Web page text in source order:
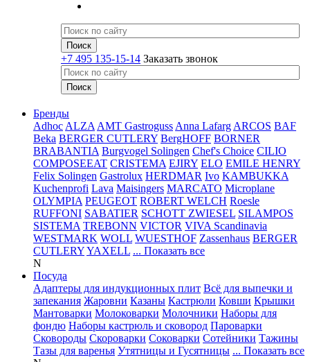
+7 495 135-15-14 Заказать звонок
Бренды
Adhoc ALZA AMT Gastroguss Anna Lafarg ARCOS BAF
Beka BERGER CUTLERY BergHOFF BORNER
BRABANTIA Burgvogel Solingen Chef's Choice CILIO
COMPOSEEAT CRISTEMA EJIRY ELO EMILE HENRY
Felix Solingen Gastrolux HERDMAR Ivo KAMBUKKA
Kuchenprofi Lava Maisingers MARCATO Microplane
OLYMPIA PEUGEOT ROBERT WELCH Roesle
RUFFONI SABATIER SCHOTT ZWIESEL SILAMPOS
SISTEMA TREBONN VICTOR VIVA Scandinavia
WESTMARK WOLL WUESTHOF Zassenhaus BERGER
CUTLERYYAXELL ... Показать все
N
Посуда
Адаптеры для индукционных плит Всё для выпечки и
запекания Жаровни Казаны Кастрюли Ковши Крышки
Мантоварки Молоковарки Молочники Наборы для
фондю Наборы кастрюль и сковород Пароварки
Сковороды Скороварки Соковарки Сотейники Тажины
Тазы для варенья Утятницы и Гусятницы ... Показать все